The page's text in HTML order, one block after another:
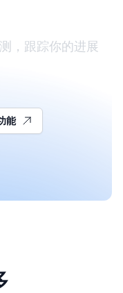
，跟踪你的进展
能